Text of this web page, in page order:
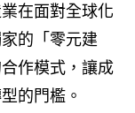
在面對全球化
的「零元建
作模式，讓成
的門檻。